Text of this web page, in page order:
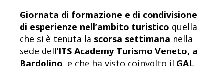
Giornata di formazione e di condivisione
di esperienze nell’ambito turistico quella
che si è tenuta la scorsa settimana nella
sede dell’ITS Academy Turismo Veneto, a
Bardolino, e che ha visto coinvolto il GAL